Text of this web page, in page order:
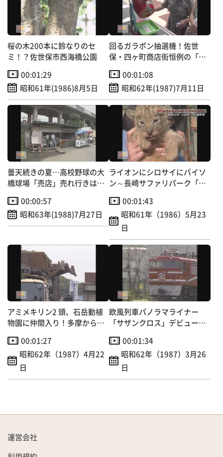
o
k
桜の木200本に鈴なりのセ
ミ！？佐世保市西海橋公園
00:01:29
昭和61年(1986)8月5日
回るガラポン抽選機！佐世
保・四ヶ町商店街恒例の「中
00:01:08
昭和62年(1987)7月11日
曇天続きの夏…高校野球の大
橋球場「売店」売れ行きは例
00:00:57
昭和63年(1988)7月27日
ライオンにシロサイにバイソ
ン～長崎サファリパーク「ベ
00:01:43
昭和61年（1986）5月23
日
アミメキリン2 頭、石岳動植
物園に仲間入り！多摩から佐
00:01:27
昭和62年（1987）4月22
日
欧風列車パノラマライナー
「サザンクロス」デビュー！
00:01:34
昭和62年（1987）3月26
日
運営会社